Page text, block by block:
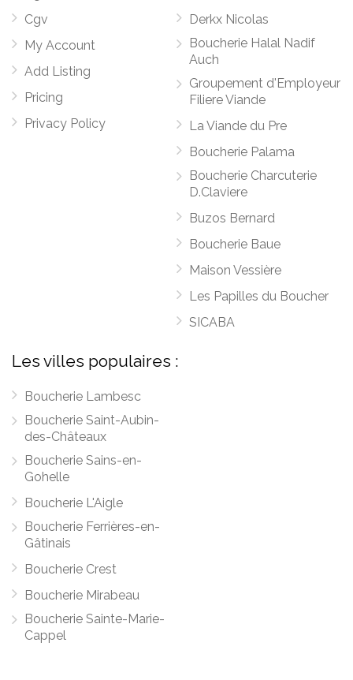
Cgv
My Account
Add Listing
Pricing
Privacy Policy
Derkx Nicolas
Boucherie Halal Nadif
Auch
Groupement d'Employeur
Filiere Viande
La Viande du Pre
Boucherie Palama
Boucherie Charcuterie
D.Claviere
Buzos Bernard
Boucherie Baue
Maison Vessière
Les Papilles du Boucher
SICABA
Les villes populaires :
Boucherie Lambesc
Boucherie Saint-Aubin-
des-Châteaux
Boucherie Sains-en-
Gohelle
Boucherie L'Aigle
Boucherie Ferrières-en-
Gâtinais
Boucherie Crest
Boucherie Mirabeau
Boucherie Sainte-Marie-
Cappel